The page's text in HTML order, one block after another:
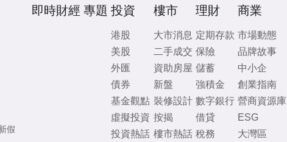
假
即時財經 專題 投資
港股
美股
外匯
債券
基金觀點
虛擬投資
投資熱話
樓市
大市消息
二手成交
資助房屋
新盤
裝修設計
按揭
樓市熱話
理財
定期存款
保險
儲蓄
強積金
數字銀行
借貸
稅務
商業
市場動態
品牌故事
中小企
創業指南
營商資源庫
ESG
大灣區